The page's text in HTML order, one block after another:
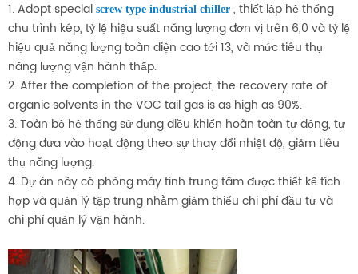
1. Adopt special screw type industrial chiller , thiết lập hệ thống
chu trình kép, tỷ lệ hiệu suất năng lượng đơn vị trên 6,0 và tỷ lệ
hiệu quả năng lượng toàn diện cao tới 13, và mức tiêu thụ
năng lượng vận hành thấp.
2. After the completion of the project, the recovery rate of
organic solvents in the VOC tail gas is as high as 90%.
3. Toàn bộ hệ thống sử dụng điều khiển hoàn toàn tự động, tự
động đưa vào hoạt động theo sự thay đổi nhiệt độ, giảm tiêu
thụ năng lượng.
4. Dự án này có phòng máy tính trung tâm được thiết kế tích
hợp và quản lý tập trung nhằm giảm thiểu chi phí đầu tư và
chi phí quản lý vận hành.